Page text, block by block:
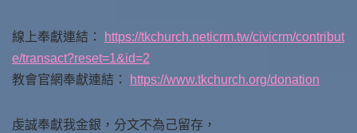
線上奉獻連結：
https://tkchurch.neticrm.tw/civicrm/contribut
e/transact?reset=1&id=2
教會官網奉獻連結：
https://www.tkchurch.org/donation
虔誠奉獻我金銀，分文不為己留存，